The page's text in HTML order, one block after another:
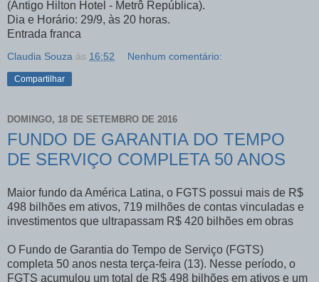
(Antigo Hilton Hotel - Metrô República).
Dia e Horário: 29/9, às 20 horas.
Entrada franca
Claudia Souza às 16:52 Nenhum comentário:
Compartilhar
DOMINGO, 18 DE SETEMBRO DE 2016
FUNDO DE GARANTIA DO TEMPO
DE SERVIÇO COMPLETA 50 ANOS
Maior fundo da América Latina, o FGTS possui mais de R$
498 bilhões em ativos, 719 milhões de contas vinculadas e
investimentos que ultrapassam R$ 420 bilhões em obras
O Fundo de Garantia do Tempo de Serviço (FGTS)
completa 50 anos nesta terça-feira (13). Nesse período, o
FGTS acumulou um total de R$ 498 bilhões em ativos e um